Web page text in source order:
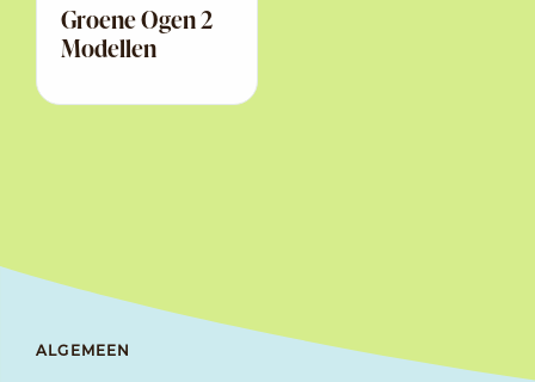
Groene Ogen 2
Modellen
ALGEMEEN